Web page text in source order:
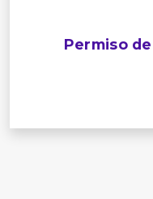
Permiso